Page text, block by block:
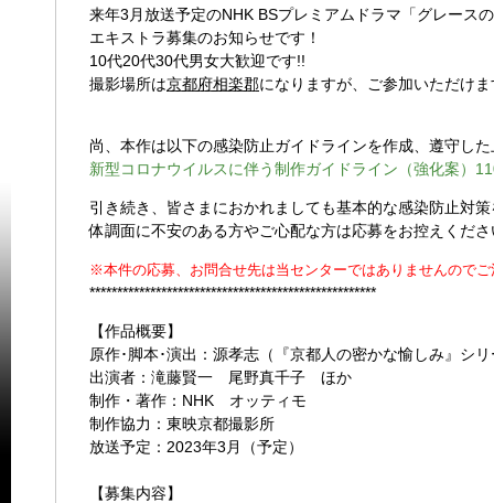
来年3月放送予定のNHK BSプレミアムドラマ「グレース
エキストラ募集のお知らせです！
10代20代30代男女大歓迎です!!
撮影場所は京都府相楽郡になりますが、ご参加いただけ
尚、本作は以下の感染防止ガイドラインを作成、遵守し
新型コロナウイルスに伴う制作ガイドライン（強化案）
引き続き、皆さまにおかれましても基本的な感染防止対
体調面に不安のある方やご心配な方は応募をお控えくださ
※本件の応募、お問合せ先は当センターではありませんので
****************************************************
【作品概要】
原作･脚本･演出：源孝志（『京都人の密かな愉しみ』シ
出演者：滝藤賢一 尾野真千子 ほか
制作・著作：NHK オッティモ
制作協力：東映京都撮影所
放送予定：2023年3月（予定）
【募集内容】